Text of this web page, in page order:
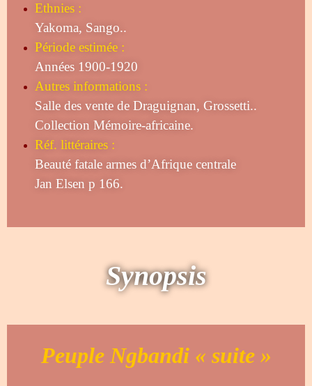
Ethnies :
Yakoma, Sango..
Période estimée :
Années 1900-1920
Autres informations :
Salle des vente de Draguignan, Grossetti..
Collection Mémoire-africaine.
Réf. littéraires :
Beauté fatale armes d’Afrique centrale
Jan Elsen p 166.
Synopsis
Peuple Ngbandi « suite »